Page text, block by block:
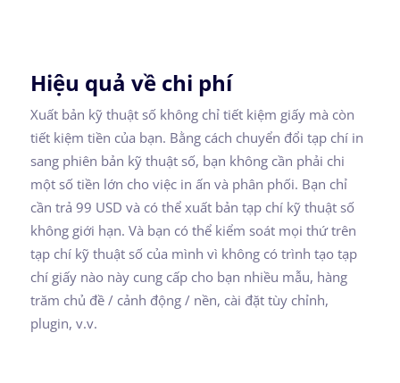
Hiệu quả về chi phí
Xuất bản kỹ thuật số không chỉ tiết kiệm giấy mà còn
tiết kiệm tiền của bạn. Bằng cách chuyển đổi tạp chí in
sang phiên bản kỹ thuật số, bạn không cần phải chi
một số tiền lớn cho việc in ấn và phân phối. Bạn chỉ
cần trả 99 USD và có thể xuất bản tạp chí kỹ thuật số
không giới hạn. Và bạn có thể kiểm soát mọi thứ trên
tạp chí kỹ thuật số của mình vì không có trình tạo tạp
chí giấy nào này cung cấp cho bạn nhiều mẫu, hàng
trăm chủ đề / cảnh động / nền, cài đặt tùy chỉnh,
plugin, v.v.